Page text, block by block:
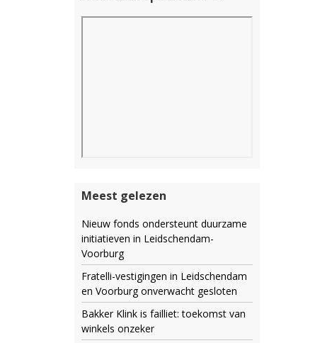
Meest gelezen
Nieuw fonds ondersteunt duurzame
initiatieven in Leidschendam-
Voorburg
Fratelli-vestigingen in Leidschendam
en Voorburg onverwacht gesloten
Bakker Klink is failliet: toekomst van
winkels onzeker